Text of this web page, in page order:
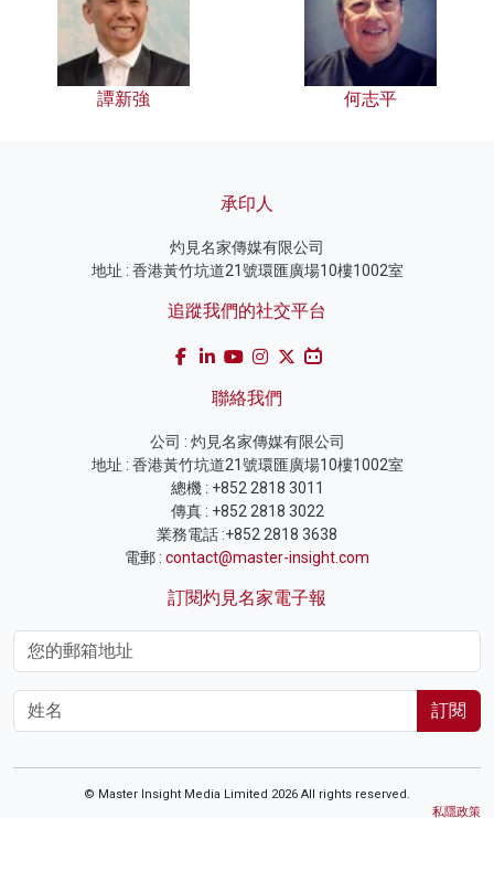
譚新強 何志平
承印人
灼見名家傳媒有限公司
地址 : 香港黃竹坑道21號環匯廣場10樓1002室
追蹤我們的社交平台
聯絡我們
公司 : 灼見名家傳媒有限公司
地址 : 香港黃竹坑道21號環匯廣場10樓1002室
總機 : +852 2818 3011
傳真 : +852 2818 3022
業務電話 :+852 2818 3638
電郵 : contact@master-insight.com
訂閱灼見名家電子報
訂閱
© Master Insight Media Limited 2026 All rights reserved.
私隱政策